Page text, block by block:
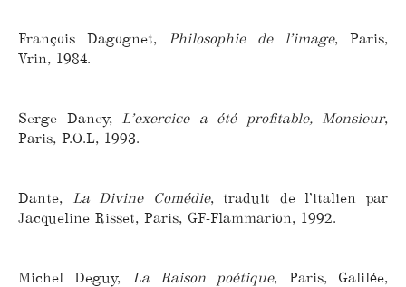
François Dagognet, Philosophie de l’image, Paris,
Vrin, 1984.
Serge Daney, L’exercice a été profitable, Monsieur,
Paris, P.O.L, 1993.
Dante, La Divine Comédie, traduit de l’italien par
Jacqueline Risset, Paris, GF-Flammarion, 1992.
Michel Deguy, La Raison poétique, Paris, Galilée,